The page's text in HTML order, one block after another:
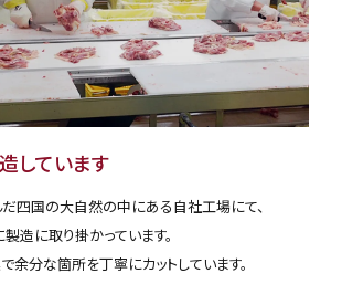
しています
四国の大自然の中にある自社工場にて、
造に取り掛かっています。
余分な箇所を丁寧にカットしています。